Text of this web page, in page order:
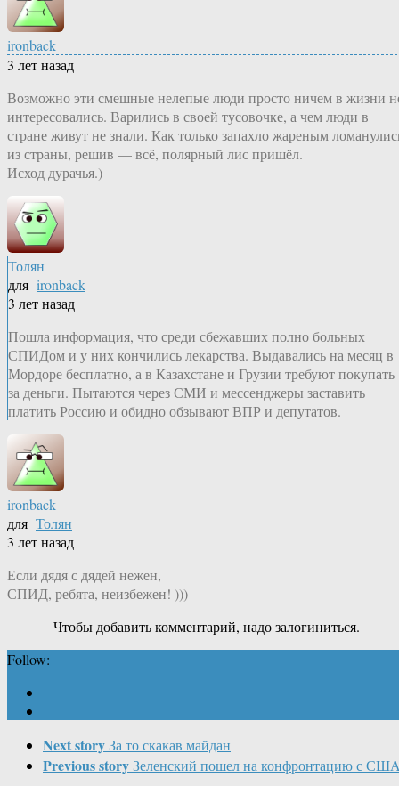
ironback
3 лет назад
Возможно эти смешные нелепые люди просто ничем в жизни
интересовались. Варились в своей тусовочке, а чем люди в
стране живут не знали. Как только запахло жареным
из страны, решив — всё, полярный лис пришёл.
Исход дурачья.)
Толян
для ironback
3 лет назад
Пошла информация, что среди сбежавших полно больных
СПИДом и у них кончились лекарства. Выдавались на месяц в
Мордоре бесплатно, а в Казахстане и Грузии требуют покупать
за деньги. Пытаются через СМИ и мессенджеры заставить
платить Россию и обидно обзывают ВПР и депутатов.
ironback
для Толян
3 лет назад
Если дядя с дядей нежен,
СПИД, ребята, неизбежен! )))
Чтобы добавить комментарий, надо залогиниться.
Follow:
Next storyЗа то скакав майдан
Previous storyЗеленский пошел на конфронтацию с